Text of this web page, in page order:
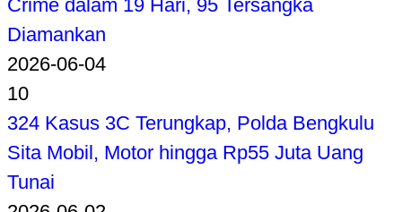
Crime dalam 19 Hari, 95 Tersangka
Diamankan
2026-06-04
10
324 Kasus 3C Terungkap, Polda Bengkulu
Sita Mobil, Motor hingga Rp55 Juta Uang
Tunai